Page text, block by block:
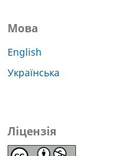
Мова
English
Українська
Ліцензія